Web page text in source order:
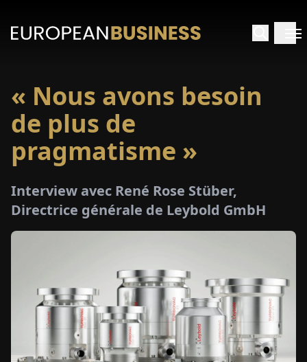
« Nous avons besoin
de plus de
pragmatisme »
Interview avec René Rose Stüber,
Directrice générale de Leybold GmbH